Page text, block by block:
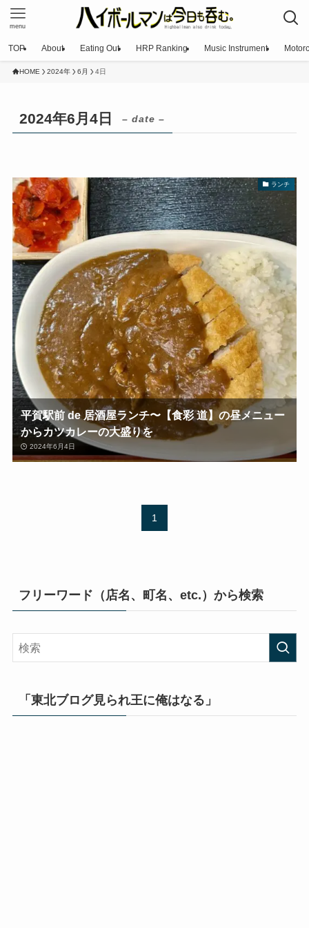
menu
TOP About Eating Out HRP Ranking Music Instrument
HOME 2024年 6月 4日
2024年6月4日 – date –
ランチ
平賀駅前 de 居酒屋ランチ〜【食彩 道】の昼メニュー
からカツカレーの大盛りを
2024年6月4日
1
フリーワード（店名、町名、etc.）から検索
「東北ブログ見られ王に俺はなる」